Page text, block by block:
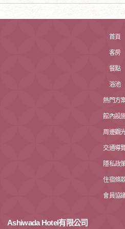
首頁
客房
餐點
浴池
熱門方
館內設
周邊觀
交通導
隱私政
住宿條
會員協
Ashiwada Hotel有限公司